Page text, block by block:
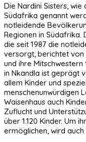
Die Nardini Sisters,
Südafrika genannt
notleidende
Regionen in Südafrika.
die seit 1987 die
versorgt, berichtet von
und ihre
in Nkandla ist geprägt
allem Kinder und
menschenunwürdigen
Waisenhaus auch
Zuflucht und
über 1.120 Kinder. Um
ermöglichen, wird